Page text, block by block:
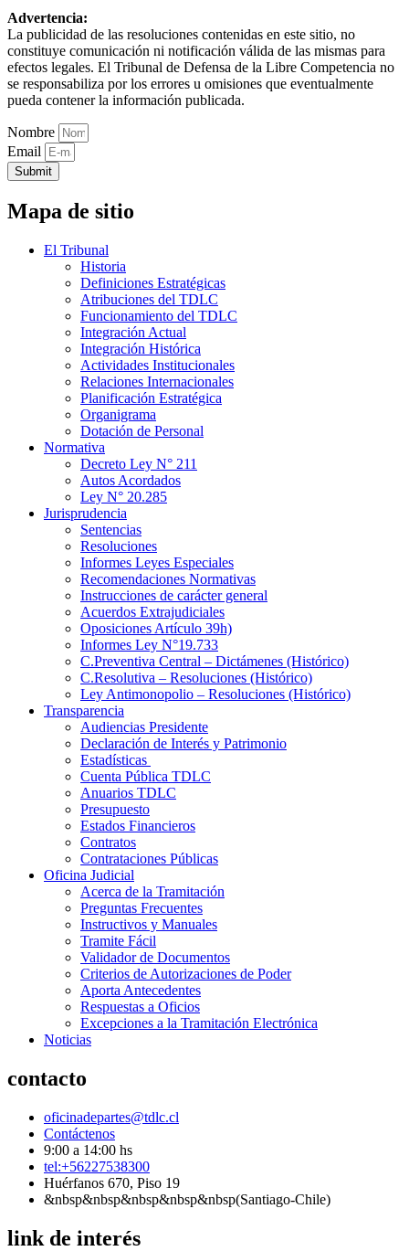
Advertencia:
La publicidad de las resoluciones contenidas en este sitio, no
constituye comunicación ni notificación válida de las mismas para
efectos legales. El Tribunal de Defensa de la Libre Competencia no
se responsabiliza por los errores u omisiones que eventualmente
pueda contener la información publicada.
Nombre
Email
Submit
Mapa de sitio
El Tribunal
Historia
Definiciones Estratégicas
Atribuciones del TDLC
Funcionamiento del TDLC
Integración Actual
Integración Histórica
Actividades Institucionales
Relaciones Internacionales
Planificación Estratégica
Organigrama
Dotación de Personal
Normativa
Decreto Ley N° 211
Autos Acordados
Ley N° 20.285
Jurisprudencia
Sentencias
Resoluciones
Informes Leyes Especiales
Recomendaciones Normativas
Instrucciones de carácter general
Acuerdos Extrajudiciales
Oposiciones Artículo 39h)
Informes Ley N°19.733
C.Preventiva Central – Dictámenes (Histórico)
C.Resolutiva – Resoluciones (Histórico)
Ley Antimonopolio – Resoluciones (Histórico)
Transparencia
Audiencias Presidente
Declaración de Interés y Patrimonio
Estadísticas
Cuenta Pública TDLC
Anuarios TDLC
Presupuesto
Estados Financieros
Contratos
Contrataciones Públicas
Oficina Judicial
Acerca de la Tramitación
Preguntas Frecuentes
Instructivos y Manuales
Tramite Fácil
Validador de Documentos
Criterios de Autorizaciones de Poder
Aporta Antecedentes
Respuestas a Oficios
Excepciones a la Tramitación Electrónica
Noticias
contacto
oficinadepartes@tdlc.cl
Contáctenos
9:00 a 14:00 hs
tel:+56227538300
Huérfanos 670, Piso 19
&nbsp&nbsp&nbsp&nbsp&nbsp(Santiago-Chile)
link de interés